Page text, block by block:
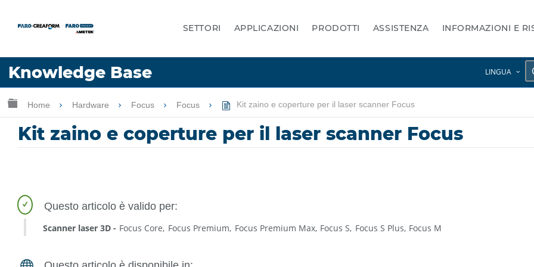
SETTORI APPLICAZIONI PRODOTTI ASSISTENZA INFORMAZIONI E
Knowledge Base LINGUA
Lingua
Ingrandisci/riduci gerarchia globale
Home Hardware Focus Focus Kit zaino e coperture per il laser scanner Focus
Kit zaino e coperture per il laser scanner Focus
Scanner laser 3D Focus Core Focus Premium Focus Premium Max Focus S Focus S Plus Focus M